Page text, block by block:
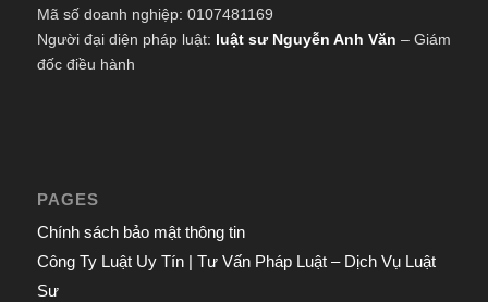
Mã số doanh nghiệp: 0107481169
Người đại diện pháp luật: luật sư Nguyễn Anh Văn – Giám
đốc điều hành
PAGES
Chính sách bảo mật thông tin
Công Ty Luật Uy Tín | Tư Vấn Pháp Luật – Dịch Vụ Luật
Sư